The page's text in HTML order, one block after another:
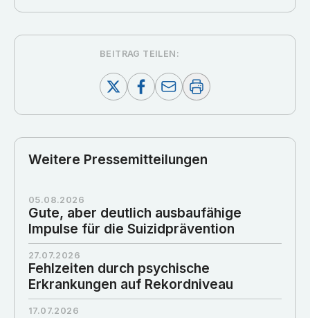
BEITRAG TEILEN:
Weitere Pressemitteilungen
05.08.2026
Gute, aber deutlich ausbaufähige
Impulse für die Suizidprävention
27.07.2026
Fehlzeiten durch psychische
Erkrankungen auf Rekordniveau
17.07.2026